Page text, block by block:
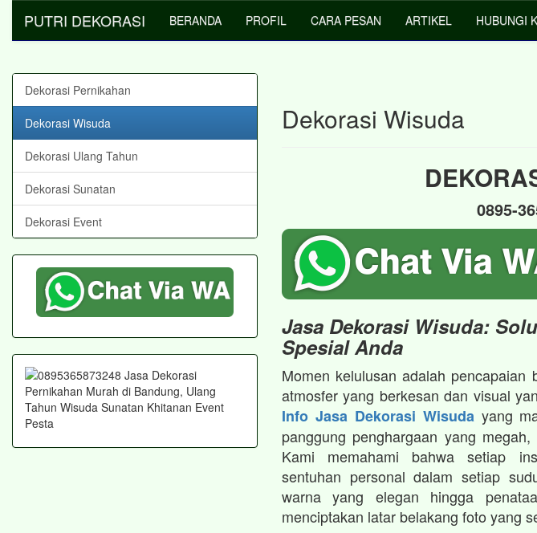
PUTRI DEKORASI BERANDA PROFIL CARA PESAN ARTIKEL HUBUNGI
Dekorasi Wisuda
0895-
Jasa Dekorasi Wisuda:
Spesial Anda
Momen kelulusan adalah pencapaian
atmosfer yang berkesan dan visual
Info Jasa Dekorasi Wisuda yang
panggung penghargaan yang
Kami memahami bahwa setiap
sentuhan personal dalam setiap
warna yang elegan hingga
menciptakan latar belakang foto yang
Dekorasi Pernikahan
Dekorasi Wisuda
Dekorasi Ulang Tahun
Dekorasi Sunatan
Dekorasi Event